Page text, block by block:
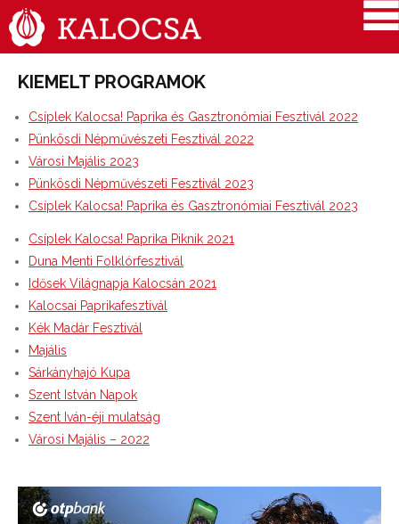
KIEMELT PROGRAMOK
Csíplek Kalocsa! Paprika és Gasztronómiai Fesztivál 2022
Pünkösdi Népművészeti Fesztivál 2022
Városi Majális 2023
Pünkösdi Népművészeti Fesztivál 2023
Csíplek Kalocsa! Paprika és Gasztronómiai Fesztivál 2023
Csíplek Kalocsa! Paprika Piknik 2021
Duna Menti Folklórfesztivál
Idősek Világnapja Kalocsán 2021
Kalocsai Paprikafesztivál
Kék Madár Fesztivál
Majális
Sárkányhajó Kupa
Szent István Napok
Szent Iván-éji mulatság
Városi Majális – 2022